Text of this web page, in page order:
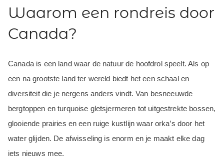
Waarom een rondreis door
Canada?
Canada is een land waar de natuur de hoofdrol speelt. Als op
een na grootste land ter wereld biedt het een schaal en
diversiteit die je nergens anders vindt. Van besneeuwde
bergtoppen en turquoise gletsjermeren tot uitgestrekte bossen,
glooiende prairies en een ruige kustlijn waar orka’s door het
water glijden. De afwisseling is enorm en je maakt elke dag
iets nieuws mee.